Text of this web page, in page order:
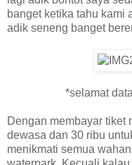
banget ketika tahu kami
adik seneng banget
*selamat
Dengan membayar tiket
dewasa dan 30 ribu
menikmati semua